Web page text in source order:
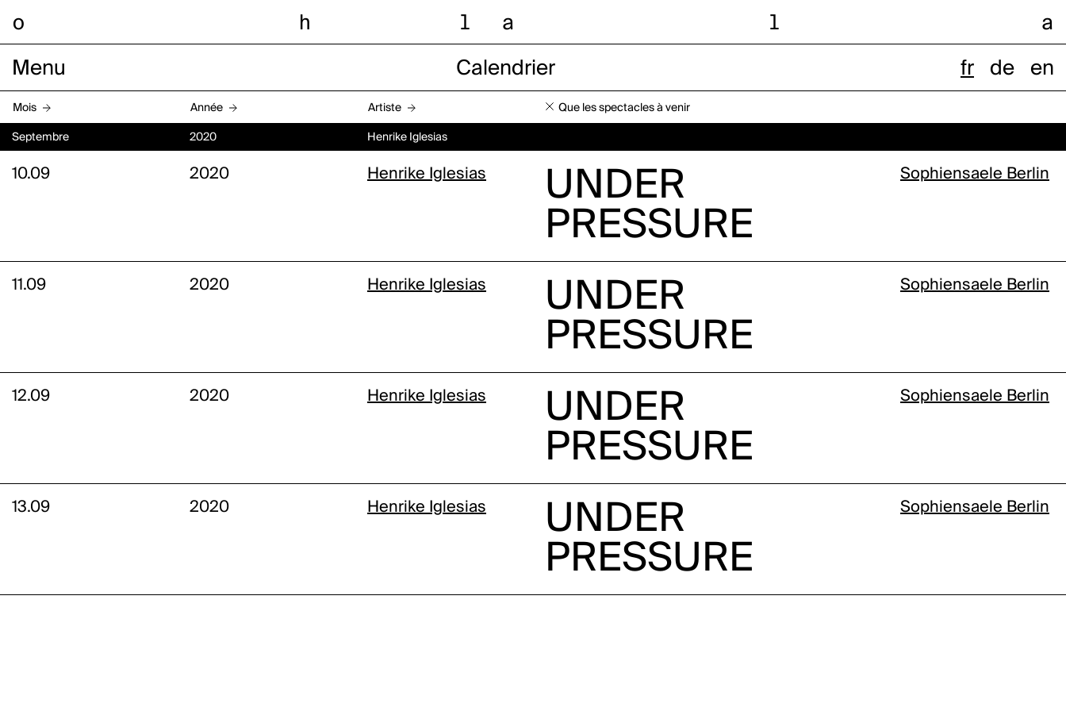
o h l a l a
Menu Calendrier fr de en
Mois Année Artiste Que les spectacles à venir
Septembre 2020 Henrike Iglesias
10.09 2020 Henrike Iglesias
UNDER
PRESSURE
Sophiensaele Berlin
11.09 2020 Henrike Iglesias
UNDER
PRESSURE
Sophiensaele Berlin
12.09 2020 Henrike Iglesias
UNDER
PRESSURE
Sophiensaele Berlin
13.09 2020 Henrike Iglesias
UNDER
PRESSURE
Sophiensaele Berlin